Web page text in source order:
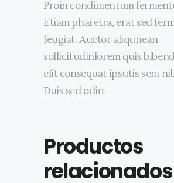
Proin condimentum
Etiam pharetra, erat sed
feugiat. Auctor aliqunean
sollicitudinlorem quis
elit consequat ipsutis sem
Duis sed odio.
Productos
relacionados